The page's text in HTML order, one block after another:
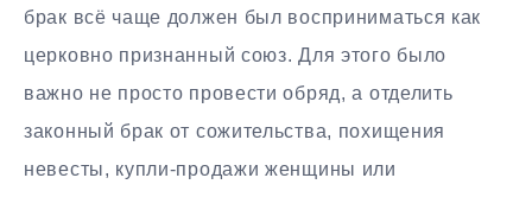
брак всё чаще должен был восприниматься как
церковно признанный союз. Для этого было
важно не просто провести обряд, а отделить
законный брак от сожительства, похищения
невесты, купли-продажи женщины или